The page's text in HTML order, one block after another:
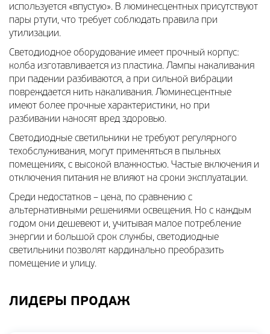
используется «впустую». В люминесцентных присутствуют
пары ртути, что требует соблюдать правила при
утилизации.
Светодиодное оборудование имеет прочный корпус:
колба изготавливается из пластика. Лампы накаливания
при падении разбиваются, а при сильной вибрации
повреждается нить накаливания. Люминесцентные
имеют более прочные характеристики, но при
разбивании наносят вред здоровью.
Светодиодные светильники не требуют регулярного
техобслуживания, могут применяться в пыльных
помещениях, с высокой влажностью. Частые включения и
отключения питания не влияют на сроки эксплуатации.
Среди недостатков – цена, по сравнению с
альтернативными решениями освещения. Но с каждым
годом они дешевеют и, учитывая малое потребление
энергии и большой срок службы, светодиодные
светильники позволят кардинально преобразить
помещение и улицу.
ЛИДЕРЫ ПРОДАЖ